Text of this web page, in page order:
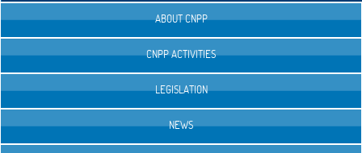
ABOUT CNPP
CNPP ACTIVITIES
LEGISLATION
NEWS